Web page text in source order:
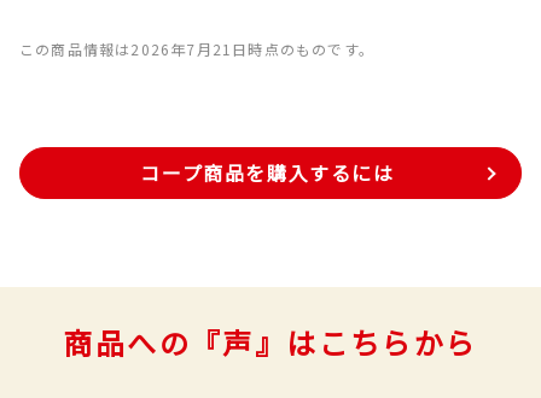
この商品情報は2026年7月21日時点のものです。
コープ商品を購入するには
商品への『声』はこちらから